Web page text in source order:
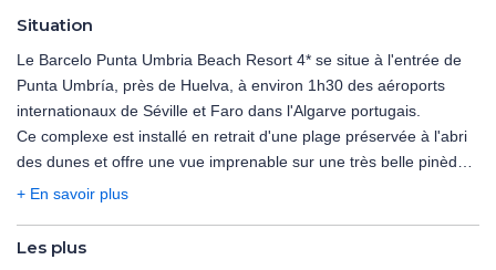
Situation
Le Barcelo Punta Umbria Beach Resort 4* se situe à l'entrée de
Punta Umbría, près de Huelva, à environ 1h30 des aéroports
internationaux de Séville et Faro dans l'Algarve portugais.
Ce complexe est installé en retrait d'une plage préservée à l'abri
des dunes et offre une vue imprenable sur une très belle pinède.
Il jouit d'une situation particulière, entre deux enclaves naturelles
réserve naturelle des marais de l'Odiel.
+ En savoir plus
Les plus